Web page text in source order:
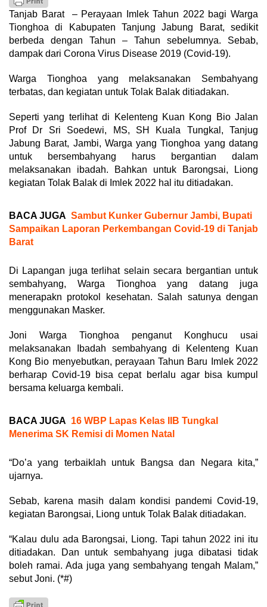
Tanjab Barat – Perayaan Imlek Tahun 2022 bagi Warga
Tionghoa di Kabupaten Tanjung Jabung Barat, sedikit
berbeda dengan Tahun – Tahun sebelumnya. Sebab,
dampak dari Corona Virus Disease 2019 (Covid-19).
Warga Tionghoa yang melaksanakan Sembahyang
terbatas, dan kegiatan untuk Tolak Balak ditiadakan.
Seperti yang terlihat di Kelenteng Kuan Kong Bio Jalan
Prof Dr Sri Soedewi, MS, SH Kuala Tungkal, Tanjug
Jabung Barat, Jambi, Warga yang Tionghoa yang datang
untuk bersembahyang harus bergantian dalam
melaksanakan ibadah. Bahkan untuk Barongsai, Liong
kegiatan Tolak Balak di Imlek 2022 hal itu ditiadakan.
BACA JUGA Sambut Kunker Gubernur Jambi, Bupati
Sampaikan Laporan Perkembangan Covid-19 di Tanjab
Barat
Di Lapangan juga terlihat selain secara bergantian untuk
sembahyang, Warga Tionghoa yang datang juga
menerapakn protokol kesehatan. Salah satunya dengan
menggunakan Masker.
Joni Warga Tionghoa penganut Konghucu usai
melaksanakan Ibadah sembahyang di Kelenteng Kuan
Kong Bio menyebutkan, perayaan Tahun Baru Imlek 2022
berharap Covid-19 bisa cepat berlalu agar bisa kumpul
bersama keluarga kembali.
BACA JUGA 16 WBP Lapas Kelas IIB Tungkal
Menerima SK Remisi di Momen Natal
“Do’a yang terbaiklah untuk Bangsa dan Negara kita,”
ujarnya.
Sebab, karena masih dalam kondisi pandemi Covid-19,
kegiatan Barongsai, Liong untuk Tolak Balak ditiadakan.
“Kalau dulu ada Barongsai, Liong. Tapi tahun 2022 ini itu
ditiadakan. Dan untuk sembahyang juga dibatasi tidak
boleh ramai. Ada juga yang sembahyang tengah Malam,”
sebut Joni. (*#)